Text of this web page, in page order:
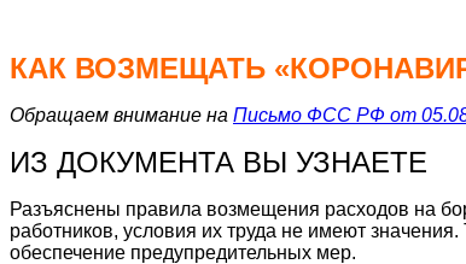
КАК ВОЗМЕЩАТЬ
Обращаем внимание на Письмо ФСС РФ от
ИЗ ДОКУМЕНТА ВЫ УЗНАЕТЕ
Разъяснены правила возмещения расходов на
работников, условия их труда не имеют
обеспечение предупредительных мер.